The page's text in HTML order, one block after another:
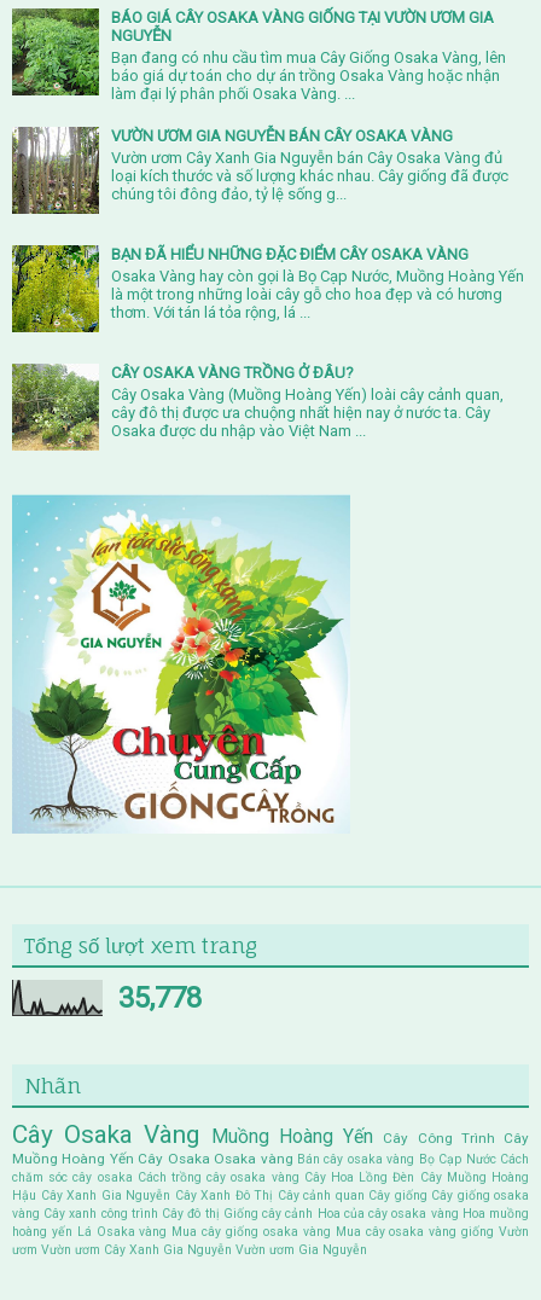
BÁO GIÁ CÂY OSAKA VÀNG GIỐNG TẠI VƯỜN ƯƠM GIA
NGUYỄN
Bạn đang có nhu cầu tìm mua Cây Giống Osaka Vàng, lên
báo giá dự toán cho dự án trồng Osaka Vàng hoặc nhận
làm đại lý phân phối Osaka Vàng. ...
VƯỜN ƯƠM GIA NGUYỄN BÁN CÂY OSAKA VÀNG
Vườn ươm Cây Xanh Gia Nguyễn bán Cây Osaka Vàng đủ
loại kích thước và số lượng khác nhau. Cây giống đã được
chúng tôi đông đảo, tỷ lệ sống g...
BẠN ĐÃ HIỂU NHỮNG ĐẶC ĐIỂM CÂY OSAKA VÀNG
Osaka Vàng hay còn gọi là Bọ Cạp Nước, Muồng Hoàng Yến
là một trong những loài cây gỗ cho hoa đẹp và có hương
thơm. Với tán lá tỏa rộng, lá ...
CÂY OSAKA VÀNG TRỒNG Ở ĐÂU?
Cây Osaka Vàng (Muồng Hoàng Yến) loài cây cảnh quan,
cây đô thị được ưa chuộng nhất hiện nay ở nước ta. Cây
Osaka được du nhập vào Việt Nam ...
Tổng số lượt xem trang
35,778
Nhãn
Cây Osaka Vàng Muồng Hoàng Yến Cây Công Trình
Cây
Muồng Hoàng Yến Cây Osaka Osaka vàng Bán cây osaka vàng Bọ Cạp Nước Cách
chăm sóc cây osaka Cách trồng cây osaka vàng Cây Hoa Lồng Đèn Cây Muồng Hoàng
Hậu Cây Xanh Gia Nguyễn Cây Xanh Đô Thị Cây cảnh quan Cây giống Cây giống osaka
vàng Cây xanh công trình Cây đô thị Giống cây cảnh Hoa của cây osaka vàng Hoa muồng
hoàng yến Lá Osaka vàng Mua cây giống osaka vàng Mua cây osaka vàng giống Vườn
ươm Vườn ươm Cây Xanh Gia Nguyễn Vườn ươm Gia Nguyễn